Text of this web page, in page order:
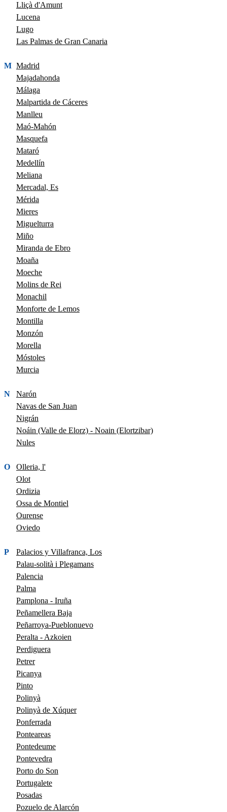
Lliçà d'Amunt
Lucena
Lugo
Las Palmas de Gran Canaria
M Madrid
Majadahonda
Málaga
Malpartida de Cáceres
Manlleu
Maó-Mahón
Masquefa
Mataró
Medellín
Meliana
Mercadal, Es
Mérida
Mieres
Miguelturra
Miño
Miranda de Ebro
Moaña
Moeche
Molins de Rei
Monachil
Monforte de Lemos
Montilla
Monzón
Morella
Móstoles
Murcia
N
Narón
Navas de San Juan
Nigrán
Noáin (Valle de Elorz) - Noain (Elortzibar)
Nules
O
Olleria, l'
Olot
Ordizia
Ossa de Montiel
Ourense
Oviedo
P
Palacios y Villafranca, Los
Palau-solità i Plegamans
Palencia
Palma
Pamplona - Iruña
Peñamellera Baja
Peñarroya-Pueblonuevo
Peralta - Azkoien
Perdiguera
Petrer
Picanya
Pinto
Polinyà
Polinyà de Xúquer
Ponferrada
Ponteareas
Pontedeume
Pontevedra
Porto do Son
Portugalete
Posadas
Pozuelo de Alarcón